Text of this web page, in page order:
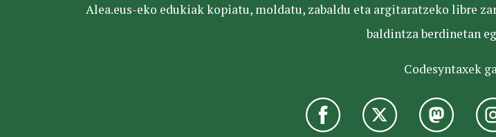
Alea.eus-eko edukiak kopiatu, moldatu, zabaldu eta argitaratzeko libre
baldintza berdinetan
Codesyntaxek